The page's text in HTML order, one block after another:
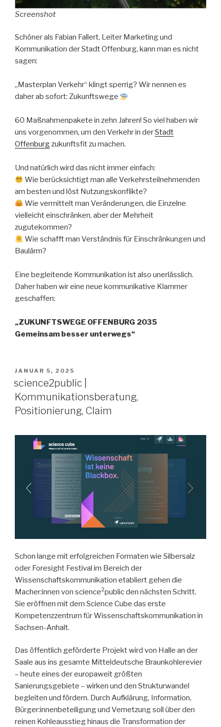
Screenshot
Schöner als Fabian Fallert, Leiter Marketing und
Kommunikation der Stadt Offenburg, kann man es nicht
sagen:
„Masterplan Verkehr“ klingt sperrig? Wir nennen es
daher ab sofort: Zukunftswege
60 Maßnahmenpakete in zehn Jahren! So viel haben wir
uns vorgenommen, um den Verkehr in derStadt
Offenburgzukunftsfit zu machen.
Und natürlich wird das nicht immer einfach:
Wie berücksichtigt man alle Verkehrsteilnehmenden
am besten und löst Nutzungskonflikte?
Wie vermittelt man Veränderungen, die Einzelne
vielleicht einschränken, aber der Mehrheit
zugutekommen?
Wie schafft man Verständnis für Einschränkungen und
Baulärm?
Eine begleitende Kommunikation ist also unerlässlich.
Daher haben wir eine neue kommunikative Klammer
geschaffen:
„ZUKUNFTSWEGE OFFENBURG 2035
Gemeinsam besser unterwegs“
VERÖFFENTLICHT
AM
JANUAR 5, 2025
science2public |
Kommunikationsberatung,
Positionierung, Claim
Schon lange mit erfolgreichen Formaten wie Silbersalz
oder Foresight Festival im Bereich der
Wissenschaftskommunikation etabliert gehen die
Macher:innen von science2public den nächsten Schritt.
Sie eröffnen mit dem Science Cube das erste
Kompetenzzentrum für Wissenschaftskommunikation in
Sachsen-Anhalt.
Das öffentlich geförderte Projekt wird von Halle an der
Saale aus ins gesamte Mitteldeutsche Braunkohlerevier
– heute eines der europaweit größten
Sanierungsgebiete – wirken und den Strukturwandel
begleiten und fördern. Durch Aufklärung, Information,
Bürger:innenbeteiligung und Vernetzung soll über den
reinen Kohleausstieg hinaus die Transformation der